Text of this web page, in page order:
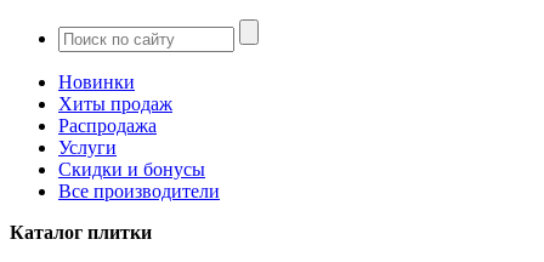
Новинки
Хиты продаж
Распродажа
Услуги
Скидки и бонусы
Все производители
Каталог плитки